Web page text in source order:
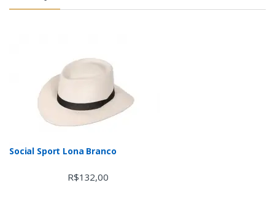
Social Sport Lona Branco
R$132,00